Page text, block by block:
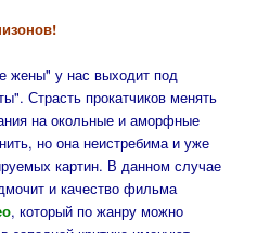
жены" у нас выходит под
Страсть прокатчиков менять
на окольные и аморфные
но она неистребима и уже
картин. В данном случае
и качество фильма
, который по жанру можно